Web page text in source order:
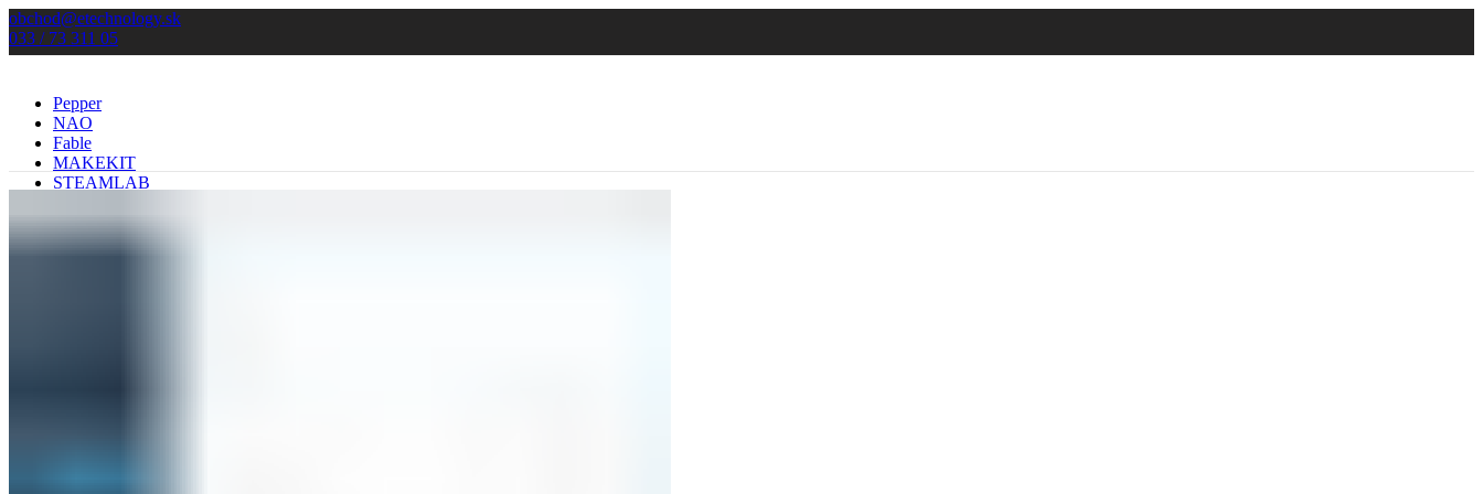
obchod@etechnology.sk
033 / 73 311 05
Pepper
NAO
Fable
MAKEKIT
STEAMLAB
Kontakt